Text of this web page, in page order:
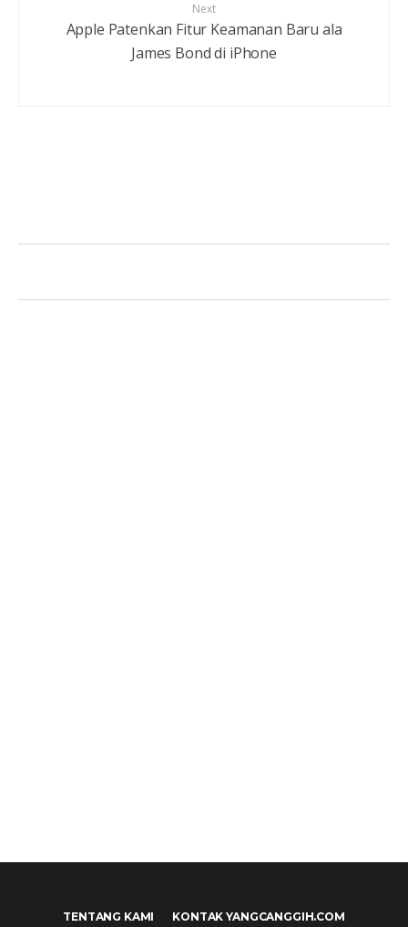
Next
Apple Patenkan Fitur Keamanan Baru ala
James Bond di iPhone
TENTANG KAMI KONTAK YANGCANGGIH.COM